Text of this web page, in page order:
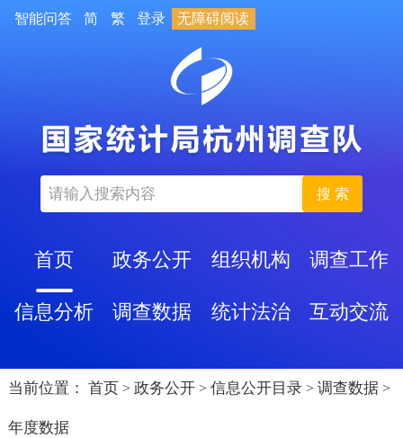
智能问答 简 繁 登录 无障碍阅读
搜 索
首页 政务公开 组织机构 调查工作
信息分析 调查数据 统计法治 互动交流
当前位置： 首页 > 政务公开 > 信息公开目录 > 调查数据 >
年度数据